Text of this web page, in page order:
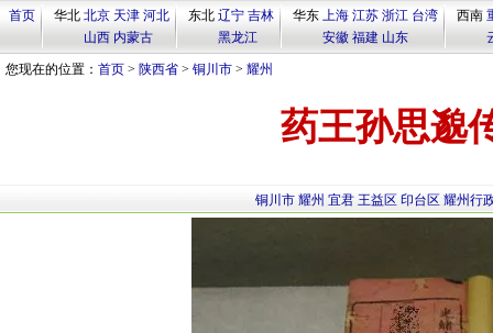
首页 华北 北京 天津 河北
山西 内蒙古
东北 辽宁 吉林
黑龙江
华东 上海 江苏 浙江 台湾
安徽 福建 山东
西南
您现在的位置： 首页 > 陕西省 > 铜川市 > 耀州
药王孙思邈
铜川市 耀州 宜君 王益区 印台区 耀州行